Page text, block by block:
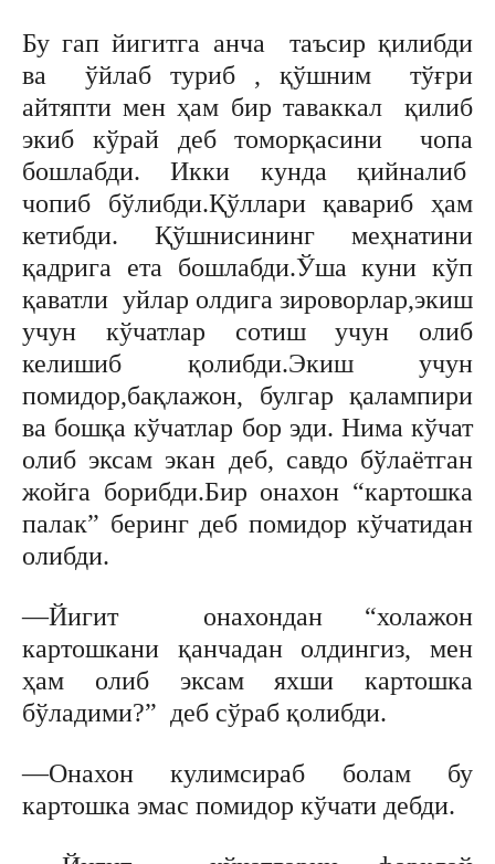
Бу гап йигитга анча таъсир қилибди
ва ўйлаб туриб , қўшним тўғри
айтяпти мен ҳам бир таваккал қилиб
экиб кўрай деб томорқасини чопа
бошлабди. Икки кунда қийналиб
чопиб бўлибди.Қўллари қавариб ҳам
кетибди. Қўшнисининг меҳнатини
қадрига ета бошлабди.Ўша куни кўп
қаватли уйлар олдига зироворлар,экиш
учун кўчатлар сотиш учун олиб
келишиб қолибди.Экиш учун
помидор,бақлажон, булгар қалампири
ва бошқа кўчатлар бор эди. Нима кўчат
олиб эксам экан деб, савдо бўлаётган
жойга борибди.Бир онахон “картошка
палак” беринг деб помидор кўчатидан
олибди.
—Йигит онахондан “холажон
картошкани қанчадан олдингиз, мен
ҳам олиб эксам яхши картошка
бўладими?” деб сўраб қолибди.
—Онахон кулимсираб болам бу
картошка эмас помидор кўчати дебди.